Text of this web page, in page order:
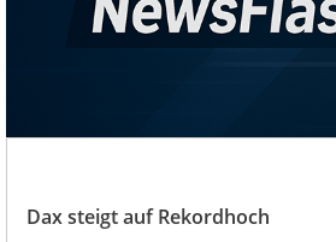
Dax steigt auf Rekordhoch